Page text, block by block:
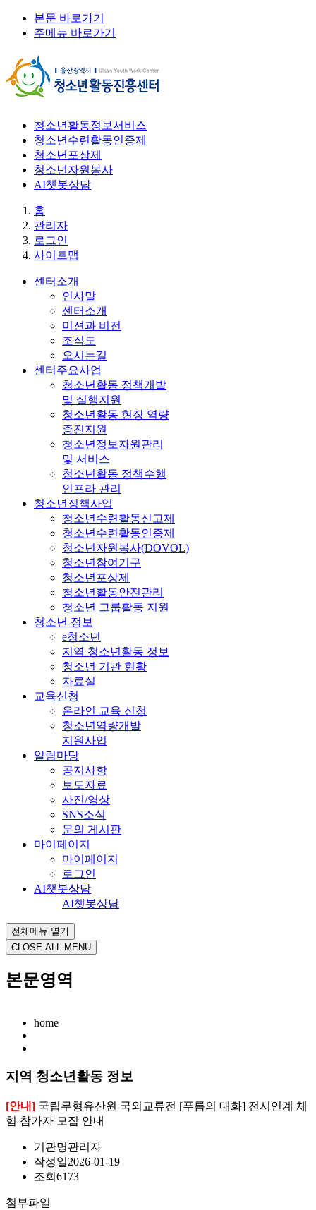
본문 바로가기
주메뉴 바로가기
청소년활동정보서비스
청소년수련활동인증제
청소년포상제
청소년자원봉사
AI챗봇상담
홈
관리자
로그인
사이트맵
센터소개
인사말
센터소개
미션과 비전
조직도
오시는길
센터주요사업
청소년활동 정책개발
및 실행지원
청소년활동 현장 역량
증진지원
청소년정보자원관리
및 서비스
청소년활동 정책수행
인프라 관리
청소년정책사업
청소년수련활동신고제
청소년수련활동인증제
청소년자원봉사(DOVOL)
청소년참여기구
청소년포상제
청소년활동안전관리
청소년 그룹활동 지원
청소년 정보
e청소년
지역 청소년활동 정보
청소년 기관 현황
자료실
교육신청
온라인 교육 신청
청소년역량개발
지원사업
알림마당
공지사항
보도자료
사진/영상
SNS소식
문의 게시판
마이페이지
마이페이지
로그인
AI챗봇상담
AI챗봇상담
전체메뉴 열기
CLOSE ALL MENU
본문영역
home
지역 청소년활동 정보
[안내] 국립무형유산원 국외교류전 [푸름의 대화] 전시연계 체
험 참가자 모집 안내
기관명관리자
작성일2026-01-19
조회 6173
첨부파일